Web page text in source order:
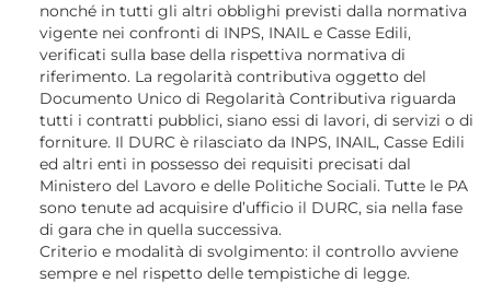
nonché in tutti gli altri obblighi previsti dalla normativa
vigente nei confronti di INPS, INAIL e Casse Edili,
verificati sulla base della rispettiva normativa di
riferimento. La regolarità contributiva oggetto del
Documento Unico di Regolarità Contributiva riguarda
tutti i contratti pubblici, siano essi di lavori, di servizi o di
forniture. Il DURC è rilasciato da INPS, INAIL, Casse Edili
ed altri enti in possesso dei requisiti precisati dal
Ministero del Lavoro e delle Politiche Sociali. Tutte le PA
sono tenute ad acquisire d’ufficio il DURC, sia nella fase
di gara che in quella successiva.
Criterio e modalità di svolgimento: il controllo avviene
sempre e nel rispetto delle tempistiche di legge.